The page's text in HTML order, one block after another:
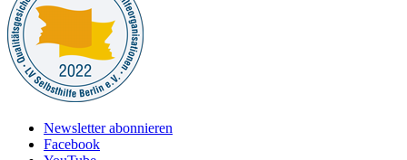
Newsletter abonnieren
Facebook